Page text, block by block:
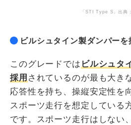
「STI Type S」出典：
ビルシュタイン製ダンパーを
このグレードでは ビルシュタ
採用 されているのが最も大き
応答性を持ち、操縦安定性を
スポーツ走行を想定している
です。スポーツ走行はしない